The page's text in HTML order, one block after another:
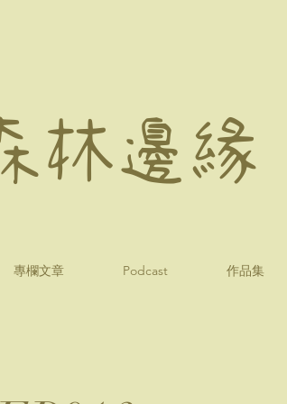
林邊緣
專欄文章 Podcast 作品集